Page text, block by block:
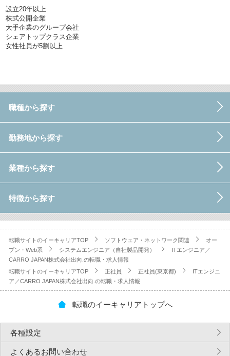
設立20年以上
株式公開企業
大手企業のグループ会社
シェアトップクラス企業
女性社員が5割以上
職種から探す
勤務地から探す
業種から探す
特徴から探す
転職サイトのイーキャリアTOP ソフトウェア・ネットワーク関連
オー
プン・Web系
システムエンジニア（自社製品開発）
ITエンジニア／
CARRO JAPAN株式会社出向.の転職・求人情報
転職サイトのイーキャリアTOP
正社員 正社員(東京都)
ITエンジニ
ア／CARRO JAPAN株式会社出向.の転職・求人情報
転職のイーキャリアトップへ
各種設定
よくあるお問い合わせ